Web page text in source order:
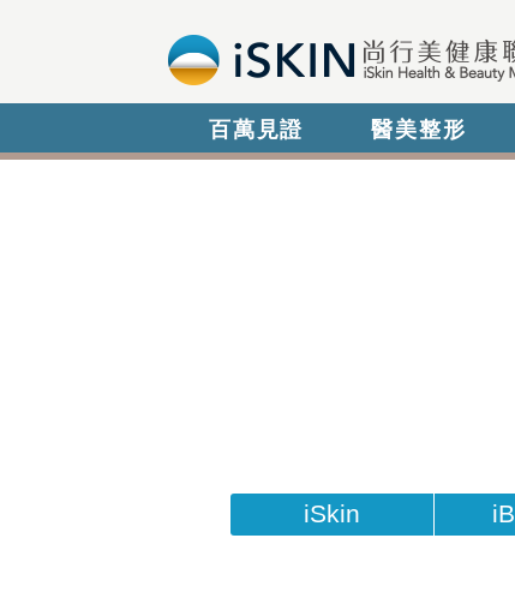
百萬見證 醫美整形
iSkin